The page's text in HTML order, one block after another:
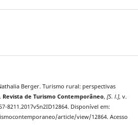
Berger. Turismo rural: perspectivas
Revista de Turismo Contemporâneo, [S. l.], v.
8211.2017v5n2ID12864. Disponível em:
article/view/12864. Acesso